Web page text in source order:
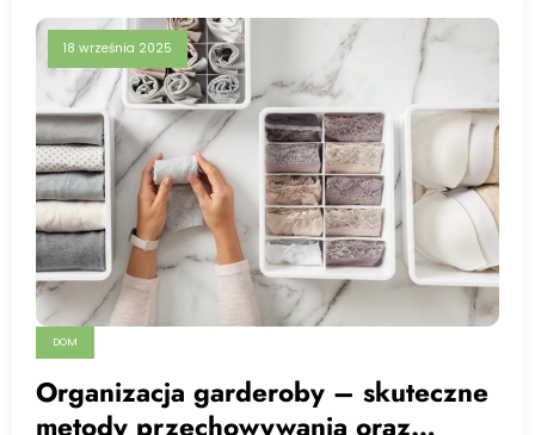
18 września 2025
DOM
Organizacja garderoby – skuteczne
metody przechowywania oraz